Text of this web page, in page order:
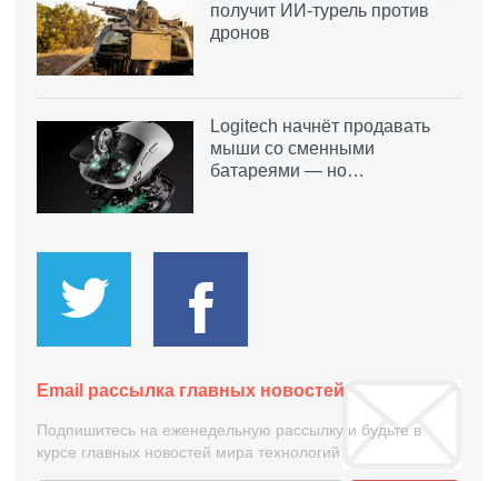
получит ИИ-турель против
дронов
Logitech начнёт продавать
мыши со сменными
батареями — но…
Email рассылка главных новостей
Подпишитесь на еженедельную рассылку и будьте в
курсе главных новостей мира технологий